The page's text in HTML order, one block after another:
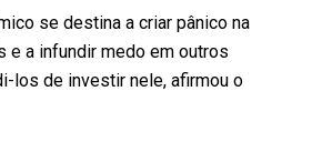
se destina a criar pânico na
e a infundir medo em outros
los de investir nele, afirmou o